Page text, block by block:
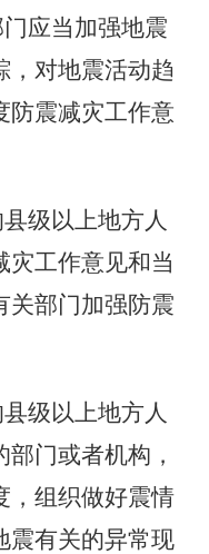
应当加强地震
，对地震活动趋
防震减灾工作意
级以上地方人
灾工作意见和当
关部门加强防震
级以上地方人
门或者机构，
，组织做好震情
震有关的异常现